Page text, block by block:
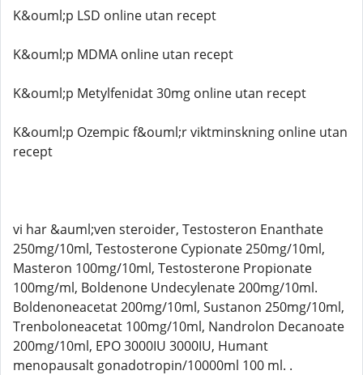
K&ouml;p LSD online utan recept
K&ouml;p MDMA online utan recept
K&ouml;p Metylfenidat 30mg online utan recept
K&ouml;p Ozempic f&ouml;r viktminskning online utan
recept
vi har &auml;ven steroider, Testosteron Enanthate
250mg/10ml, Testosterone Cypionate 250mg/10ml,
Masteron 100mg/10ml, Testosterone Propionate
100mg/ml, Boldenone Undecylenate 200mg/10ml.
Boldenoneacetat 200mg/10ml, Sustanon 250mg/10ml,
Trenboloneacetat 100mg/10ml, Nandrolon Decanoate
200mg/10ml, EPO 3000IU 3000IU, Humant
menopausalt gonadotropin/10000ml 100 ml. .